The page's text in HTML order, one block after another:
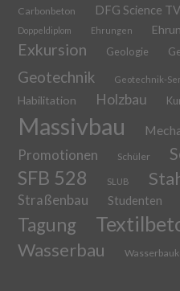
Carbonbeton DFG Science TV
Doppeldiplom Ehrungen
Exkursion Geologie
Geotechnik Geotechnik-
Habilitation Holzbau
Massivbau
Promotionen Schüler
SFB 528 SLUB
Straßenbau Studenten
Tagung
Wasserbau